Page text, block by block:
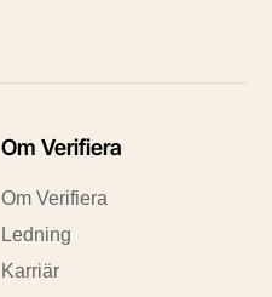
Om Verifiera
Om Verifiera
Ledning
Karriär